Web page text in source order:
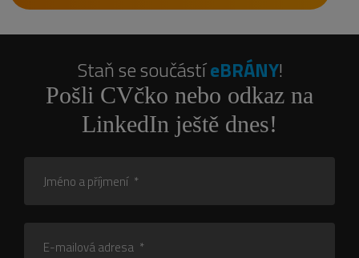
Staň se součástíeBRÁNY!
Pošli CVčko nebo odkaz na
LinkedIn ještě dnes!
Jméno a příjmení *
E-mailová adresa *